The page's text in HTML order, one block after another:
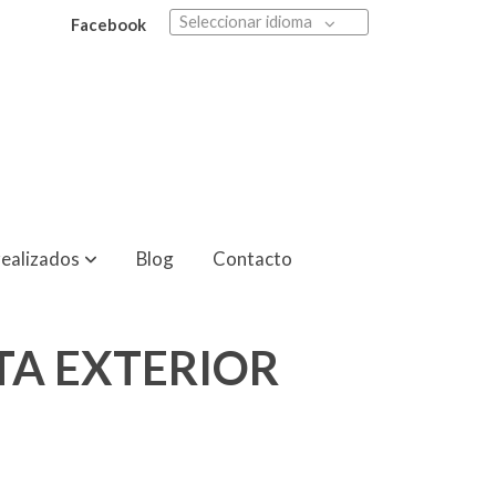
Facebook Seleccionar idioma
Blog Contacto
EXTERIOR